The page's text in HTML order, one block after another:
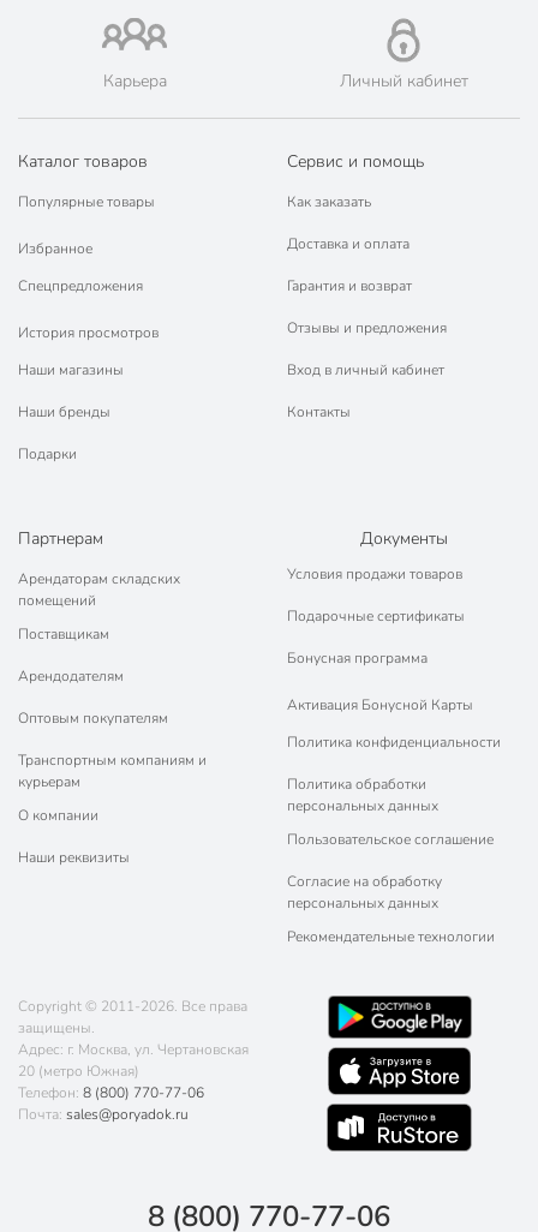
Вес в упаковке
200 г
Габариты упаковки
6 x 7 x 7 см
Карьера Личный кабинет
Каталог товаров
Популярные товары
Избранное
Спецпредложения
История просмотров
Наши магазины
Наши бренды
Подарки
Сервис и помощь
Как заказать
Доставка и оплата
Гарантия и возврат
Отзывы и предложения
Вход в личный кабинет
Контакты
Партнерам
Арендаторам складских
помещений
Поставщикам
Арендодателям
Оптовым покупателям
Транспортным компаниям и
курьерам
О компании
Наши реквизиты
Документы
Условия продажи товаров
Подарочные сертификаты
Бонусная программа
Активация Бонусной Карты
Политика конфиденциальности
Политика обработки
персональных данных
Пользовательское соглашение
Согласие на обработку
персональных данных
Рекомендательные технологии
Copyright © 2011-2026. Все права
защищены.
Адрес: г. Москва, ул. Чертановская
20 (метро Южная)
Телефон: 8 (800) 770-77-06
Почта: sales@poryadok.ru
8 (800) 770-77-06